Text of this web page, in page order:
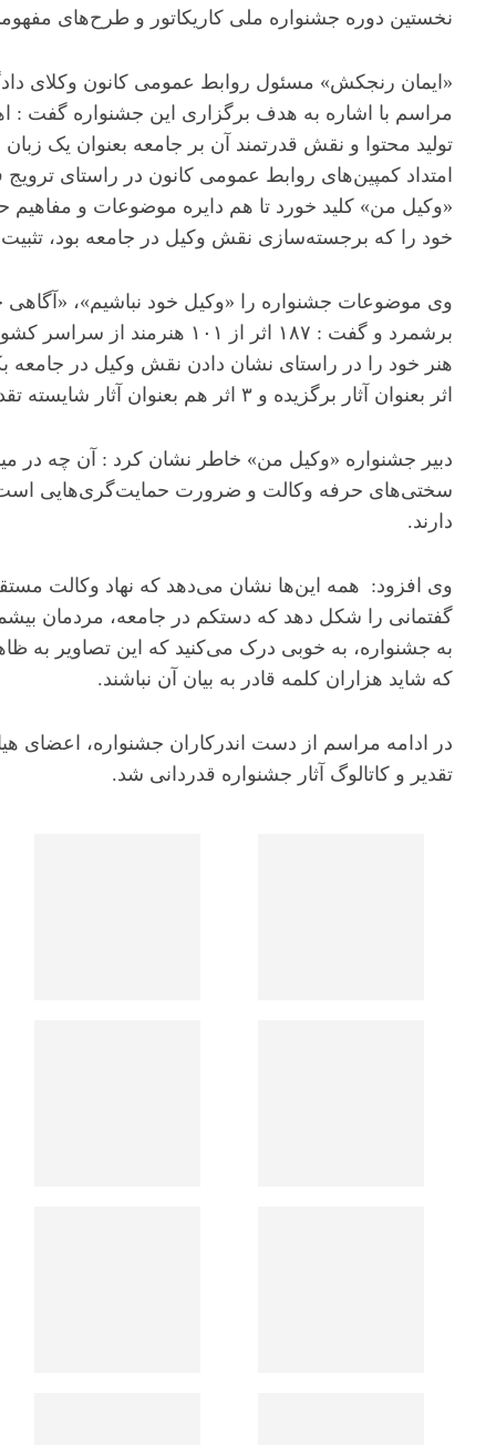
نخستین دوره جشنواره ملی کاریکاتور و طرح‌های
«ایمان رنجکش» مسئول روابط عمومی کانون وکلای
مراسم با اشاره به هدف برگزاری این جشنواره گفت :
تولید محتوا و نقش قدرتمند آن بر جامعه بعنوان یک
امتداد کمپین‌های روابط عمومی کانون در راستای
«وکیل من» کلید خورد تا هم دایره موضوعات و
خود را که برجسته‌سازی نقش وکیل در جامعه بود، تثبیت
وی موضوعات جشنواره را «وکیل خود نباشیم»،
برشمرد و گفت : ۱۸۷ اثر از ۱۰۱
اثر بعنوان آثار برگزیده و ۳ اثر هم بعنوان آثار شایسته تقدیر انتخاب شدند.
دبیر جشنواره «وکیل من» خاطر نشان کرد : آن چه در
سختی‌های حرفه وکالت و ضرورت حمایت‌گری‌هایی‌ است
دارند.
وی افزود: همه این‌ها نشان می‌دهد که نهاد وکالت مستقل
گفتمانی را شکل دهد که دستکم در جامعه، مردمان
به جشنواره، به خوبی درک می‌کنید که این تصاویر به
که شاید هزاران کلمه قادر به بیان آن نباشند.
در ادامه مراسم از دست اندرکاران جشنواره، اعضای
تقدیر و کاتالوگ آثار جشنواره قدردانی شد.